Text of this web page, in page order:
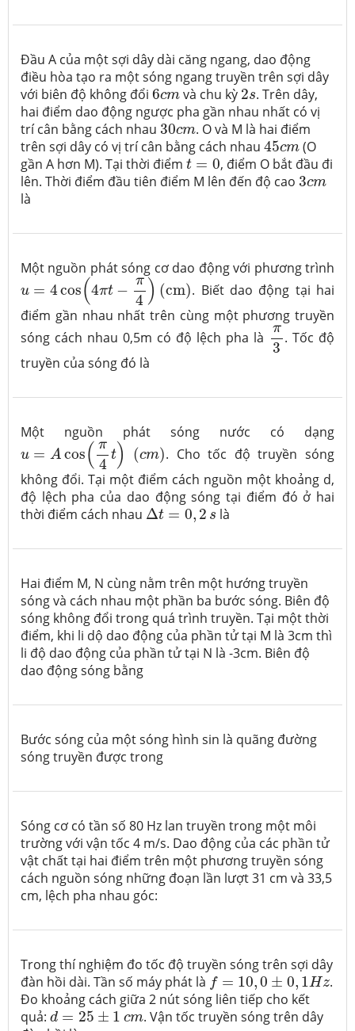
Đầu A của một sợi dây dài căng ngang, dao động
điều hòa tạo ra một sóng ngang truyền trên sợi dây
với biên độ không đổi 6cm
6cmvà chu kỳ 2s
2s. Trên dây,
hai điểm dao động ngược pha gần nhau nhất có vị
trí cân bằng cách nhau 30cm
30cm. O và M là hai điểm
trên sợi dây có vị trí cân bằng cách nhau 45cm
45cm(O
gần A hơn M). Tại thời điểm t = 0
t=0
, điểm O bắt đầu đi
lên. Thời điểm đầu tiên điểm M lên đến độ cao 3cm
3cm
là
Một nguồn phát sóng cơ dao động với phương trình
u = 4cos(4πt −
π
4 ) (cm)
u=4cos(4πt−π4)(cm)
. Biết dao động tại hai
điểm gần nhau nhất trên cùng một phương truyền
sóng cách nhau 0,5m có độ lệch pha là
π
3
π3
. Tốc độ
truyền của sóng đó là
Một nguồn phát sóng nước có dạng
u = A cos( π
4
t) (cm)
u=A cos(π4t)( m)
. Cho tốc độ truyền sóng
không đổi. Tại một điểm cách nguồn một khoảng d,
độ lệch pha của dao động sóng tại điểm đó ở hai
thời điểm cách nhau Δt = 0, 2 s
Δt=0,2s là
Hai điểm M, N cùng nằm trên một hướng truyền
sóng và cách nhau một phần ba bước sóng. Biên độ
sóng không đổi trong quá trình truyền. Tại một thời
điểm, khi li dộ dao động của phần tử tại M là 3cm thì
li độ dao động của phần tử tại N là -3cm. Biên độ
dao động sóng bằng
Bước sóng của một sóng hình sin là quãng đường
sóng truyền được trong
Sóng cơ có tần số 80 Hz lan truyền trong một môi
trường với vận tốc 4 m/s. Dao động của các phần tử
vật chất tại hai điểm trên một phương truyền sóng
cách nguồn sóng những đoạn lần lượt 31 cm và 33,5
cm, lệch pha nhau góc:
Trong thí nghiệm đo tốc độ truyền sóng trên sợi dây
đàn hồi dài. Tần số máy phát là f = 10,0 ± 0, 1Hz
f=10,0±0,1Hz
.
Đo khoảng cách giữa 2 nút sóng liên tiếp cho kết
quả: d = 25 ± 1 cm
d=25±1cm
. Vận tốc truyền sóng trên dây